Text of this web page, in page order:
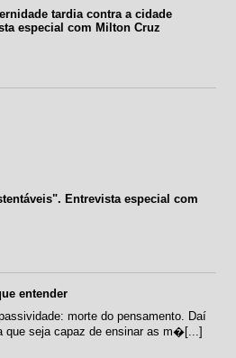
tardia contra a cidade
especial com Milton Cruz
Entrevista especial com
entender
morte do pensamento. Daí
que seja capaz de ensinar as m�[...]